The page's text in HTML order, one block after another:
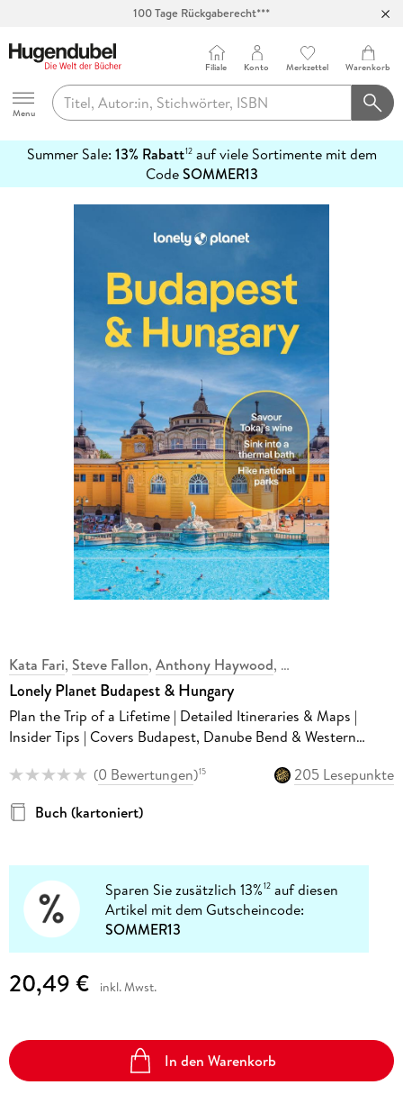
Hugendubel
Menu
Filiale Konto Merkzettel Warenkorb
Summer Sale: 13% Rabatt12auf viele Sortimente mit dem
CodeSOMMER13
erfahren
Kata Fari, Steve Fallon, Anthony Haywood,
Lonely Planet Budapest & Hungary
Plan the Trip of a Lifetime | Detailed Itineraries & Maps |
Insider Tips | Covers Budapest, Danube Bend & Western
(0 Bewertungen)15
205 Lesepunkte
Buch (kartoniert)
Sparen Sie zusätzlich 13%12 auf diesen
Artikel mit dem Gutscheincode:
SOMMER13
20,49 € inkl. Mwst.
In den Warenkorb